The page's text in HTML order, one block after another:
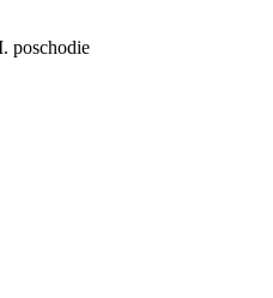
poschodie